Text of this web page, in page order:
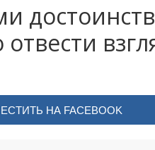
НА FACEBOOK